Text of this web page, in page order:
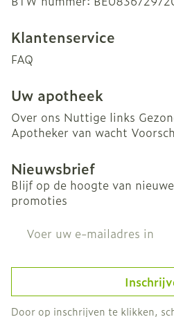
Klantenservice
FAQ
Uw apotheek
Over ons Nuttige links
Apotheker van wacht
Nieuwsbrief
Blijf op de hoogte van
promoties
Door op inschrijven te klikken,